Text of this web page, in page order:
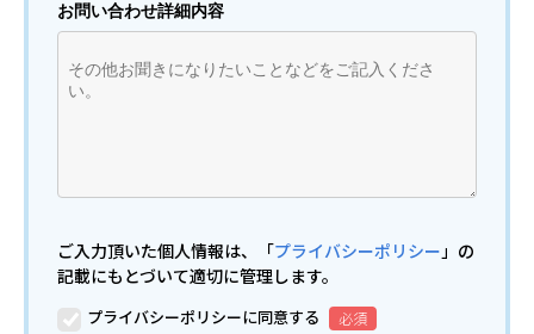
お問い合わせ詳細内容
ご入力頂いた個人情報は、「プライバシーポリシー」の
記載にもとづいて適切に管理します。
プライバシーポリシーに同意する